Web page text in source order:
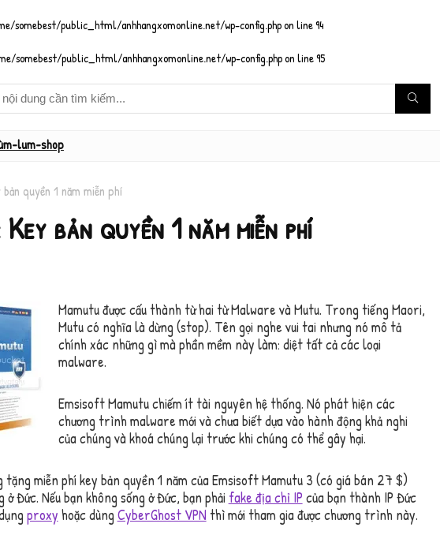
somebest/public_html/anhhangxomonline.net/wp-config.phpon line94
somebest/public_html/anhhangxomonline.net/wp-config.phpon line95
lum-shop
quyền 1 năm miễn phí
bản quyền 1 năm miễn phí
Mamutu được cấu thành từ hai từ Malware và Mutu. Trong tiếng Maori,
Mutu có nghĩa là dừng (stop). Tên gọi nghe vui tai nhưng nó mô tả
chính xác những gì mà phần mềm này làm: diệt tất cả các loại
malware.
Emsisoft Mamutu chiếm ít tài nguyên hệ thống. Nó phát hiện các
chương trình malware mới và chưa biết dựa vào hành động khả nghi
của chúng và khoá chúng lại trước khi chúng có thể gây hại.
miễn phí key bản quyền 1 năm của Emsisoft Mamutu 3 (có giá bán 27 $)
ở Đức. Nếu bạn không sống ở Đức, bạn phải fake địa chỉ IP của bạn thành IP Đức
proxy hoặc dùng CyberGhost VPN thì mới tham gia được chương trình này.